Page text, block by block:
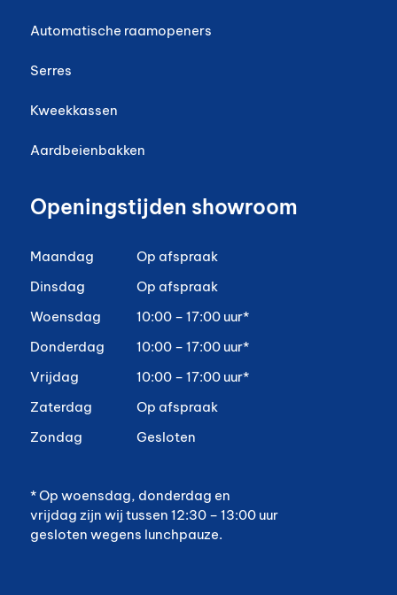
Automatische raamopeners
Serres
Kweekkassen
Aardbeienbakken
Openingstijden showroom
Maandag
Op afspraak
Dinsdag
Op afspraak
Woensdag
10:00 – 17:00 uur*
Donderdag
10:00 – 17:00 uur*
Vrijdag
10:00 – 17:00 uur*
Zaterdag
Op afspraak
Zondag
Gesloten
* Op woensdag, donderdag en
vrijdag zijn wij tussen 12:30 – 13:00 uur
gesloten wegens lunchpauze.